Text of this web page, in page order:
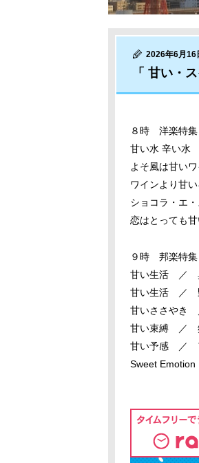
2026年6月16
「 甘い・
８時 洋楽特集
甘い水 辛い水
よそ風は甘い
ワインより甘
ショコラ・エ
恋はとっても
９時 邦楽特集
甘い生活 ／
甘い生活 ／
甘いささやき
甘い束縛 ／
甘い予感 ／
Sweet